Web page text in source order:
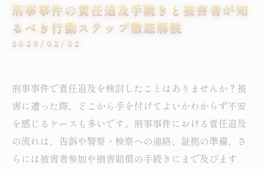
刑事事件の責任追及手続きと被害者が知
るべき行動ステップ徹底解説
2026/02/02
刑事事件で責任追及を検討したことはありませんか？被
害に遭った際、どこから手を付けてよいかわからず不安
を感じるケースも多いです。刑事事件における責任追及
の流れは、告訴や警察・検察への連絡、証拠の準備、さ
らには被害者参加や損害賠償の手続きにまで及びます